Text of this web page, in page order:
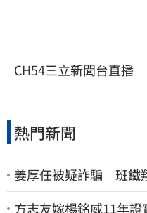
CH54三立新聞台直播
熱門新聞
姜厚任被疑詐騙 班鐵
方志友嫁楊銘威11年